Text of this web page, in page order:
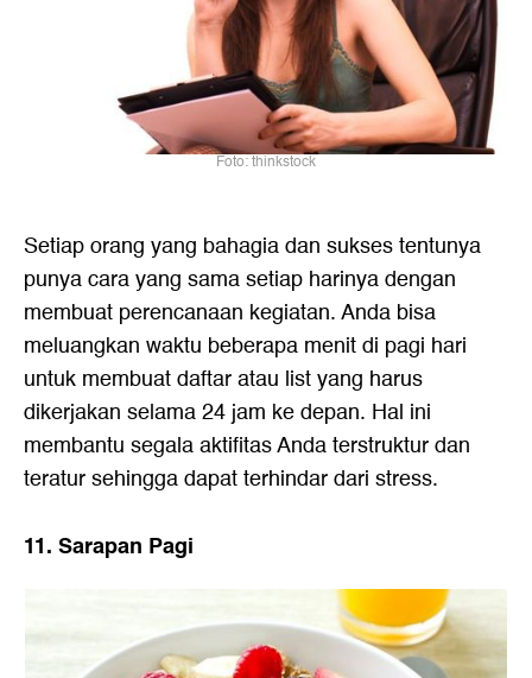
Foto: thinkstock
Setiap orang yang bahagia dan sukses tentunya
punya cara yang sama setiap harinya dengan
membuat perencanaan kegiatan. Anda bisa
meluangkan waktu beberapa menit di pagi hari
untuk membuat daftar atau list yang harus
dikerjakan selama 24 jam ke depan. Hal ini
membantu segala aktifitas Anda terstruktur dan
teratur sehingga dapat terhindar dari stress.
11. Sarapan Pagi